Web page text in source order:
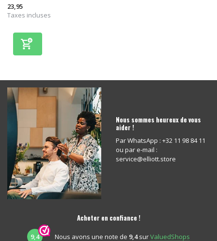
23,95
Taxes incluses
Nous sommes heureux de vous
aider !
Par WhatsApp : +32 11 98 84 11
ou par e-mail :
service@elliott.store
Acheter en confiance !
9,4 Nous avons une note de 9,4surValuedShops